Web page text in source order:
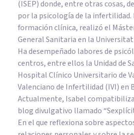
(ISEP) donde, entre otras cosas,
por la psicología de la infertilidad.
formación clínica, realizó el
General Sanitaria en la Universitat
Ha desempeñado labores de
centros, entre ellos la Unidad de
Hospital Clínico Universitario de
Valenciano de Infertilidad (IVI) en
Actualmente, Isabel
blog divulgativo llamado
En el que reflexiona sobre